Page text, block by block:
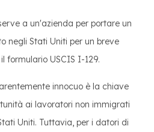
a un'azienda per portare un
negli Stati Uniti per un breve
formulario USCIS I-129.
innocuo è la chiave
ai lavoratori non immigrati
Uniti. Tuttavia, per i datori di